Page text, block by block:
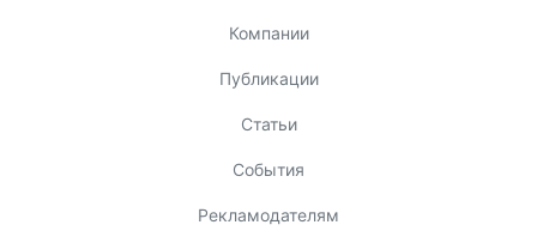
Компании
Публикации
Статьи
События
Рекламодателям